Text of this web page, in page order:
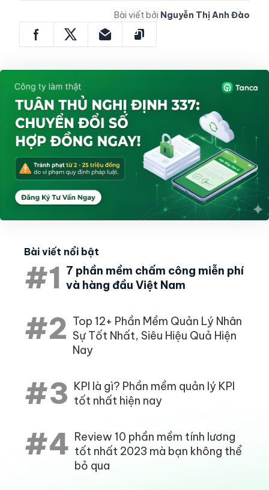
Bài viết bởi Nguyễn Thị Anh Đào
Bài viết nổi bật
#1 7 phần mềm chấm công miễn phí
và hàng đầu Việt Nam
#2 Top 12+ Phần Mềm Quản Lý Nhân
Sự Tốt Nhất, Siêu Hiệu Quả Hiện
Nay
#3 KPI là gì? Phần mềm quản lý KPI
tốt nhất hiện nay
#4 Review 10 phần mềm tính lương
tốt nhất 2023 mà bạn không thể
bỏ qua